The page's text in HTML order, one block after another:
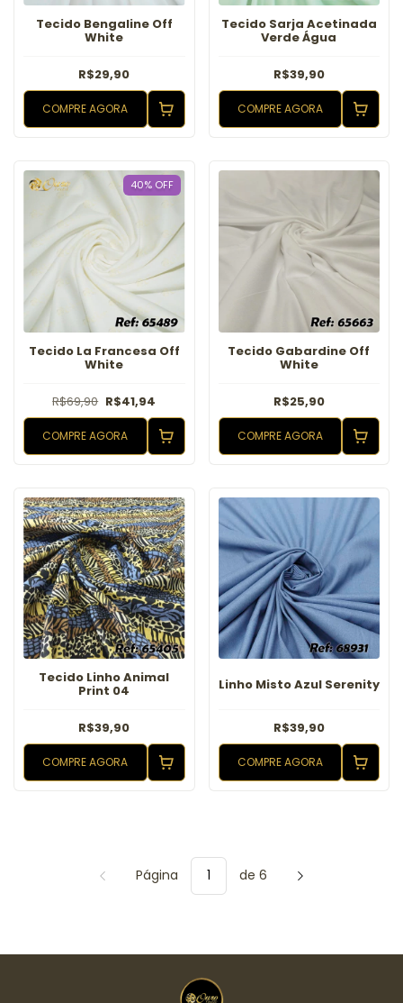
Tecido Bengaline Off
White
R$29,90
COMPRE AGORA
Tecido Sarja Acetinada
Verde Água
R$39,90
COMPRE AGORA
40% OFF
Tecido La Francesa Off
White
R$69,90 R$41,94
COMPRE AGORA
Tecido Gabardine Off
White
R$25,90
COMPRE AGORA
Tecido Linho Animal
Print 04
R$39,90
COMPRE AGORA
Linho Misto Azul Serenity
R$39,90
COMPRE AGORA
Página de 6